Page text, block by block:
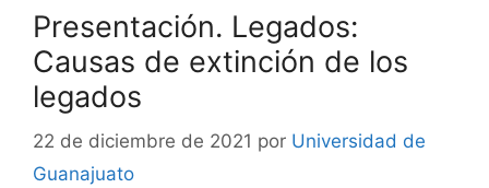
Presentación. Legados:
Causas de extinción de los
legados
22 de diciembre de 2021 por Universidad de
Guanajuato